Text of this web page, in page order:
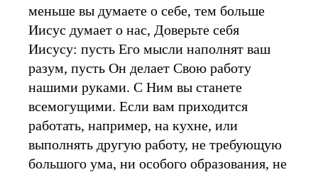
меньше вы думаете о себе, тем больше
Иисус думает о нас, Доверьте себя
Иисусу: пусть Его мысли наполнят ваш
разум, пусть Он делает Свою работу
нашими руками. С Ним вы станете
всемогущими. Если вам приходится
работать, например, на кухне, или
выполнять другую работу, не требующую
большого ума, ни особого образования, не